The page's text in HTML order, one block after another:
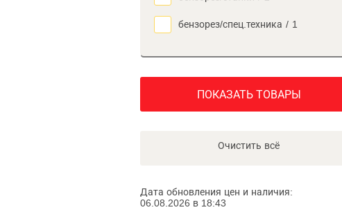
бензорез/спец.техника / 1
ПОКАЗАТЬ ТОВАРЫ
Очистить всё
Дата обновления цен и наличия:
06.08.2026 в 18:43